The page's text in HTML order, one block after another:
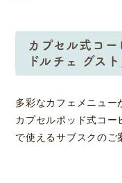
カプセル式コー
ドルチェ グスト
多彩なカフェメニュー
カプセルポッド式コー
で使えるサブスクのご